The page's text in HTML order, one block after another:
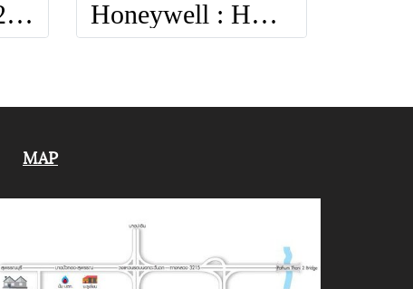
Honeywell : H2W4PRV3 Honeywell : HBW4PER2
MAP